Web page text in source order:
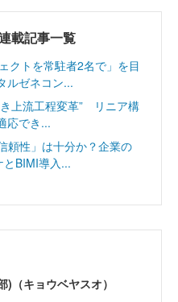
載記事一覧
クトを常駐者2名で」を目
ルゼネコン...
上流工程変革” リニア構
応でき...
頼性」は十分か？企業の
とBIMI導入...
)（キョウベヤスオ）